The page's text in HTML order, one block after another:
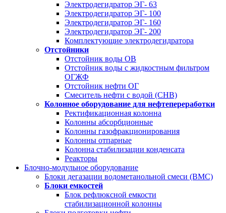
Электродегидратор ЭГ- 63
Электродегидратор ЭГ- 100
Электродегидратор ЭГ- 160
Электродегидратор ЭГ- 200
Комплектующие электродегидратора
Отстойники
Отстойник воды ОВ
Отстойник воды с жидкостным фильтром
ОГЖФ
Отстойник нефти ОГ
Смеситель нефти с водой (СНВ)
Колонное оборудование для нефтепереработки
Ректификационная колонна
Колонны абсорбционные
Колонны газофракционирования
Колонны отпарные
Колонна стабилизации конденсата
Реакторы
Блочно-модульное оборудование
Блоки дегазации водометанольной смеси (BMC)
Блоки емкостей
Блок рефлюксной емкости
стабилизационной колонны